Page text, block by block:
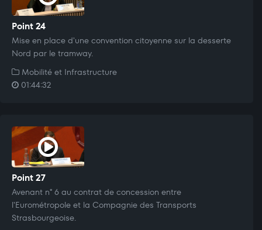
Point 24
Mise en place d'une convention citoyenne sur la desserte
Nord par le tramway.
Mobilité et Infrastructure
01:44:32
Point 27
Avenant n° 6 au contrat de concession entre
l'Eurométropole et la Compagnie des Transports
Strasbourgeoise.